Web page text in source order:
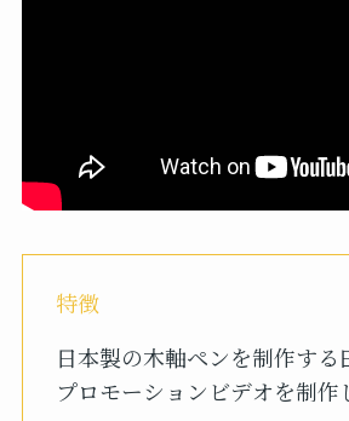
特徴
日本製の木軸ペンを制作する
プロモーションビデオを制作